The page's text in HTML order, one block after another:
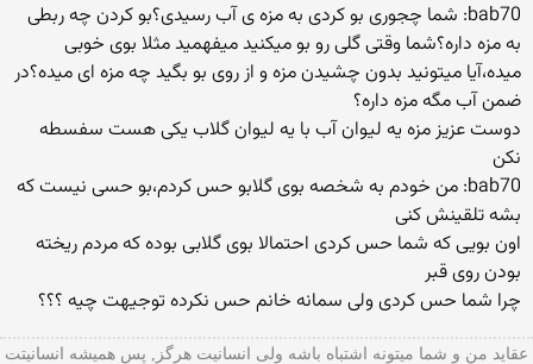
bab70: شما چجوری بو کردی به مزه ی آب رسیدی؟بو کردن چه ربطی
به مزه داره؟شما وقتی گلی رو بو میکنید میفهمید مثلا بوی خوبی
میده،آیا میتونید بدون چشیدن مزه و از روی بو بگید چه مزه ای میده؟در
ضمن آب مگه مزه داره؟
دوست عزیز مزه یه لیوان آب با یه لیوان گلاب یكی هست سفسطه
نكن
bab70: من خودم به شخصه بوی گلابو حس کردم،بو حسی نیست که
بشه تلقینش کنی
اون بویی كه شما حس كردی احتمالا بوی گلابی بوده كه مردم ریخته
بودن روی قبر
چرا شما حس كردی ولی سمانه خانم حس نكرده توجیهت چیه ؟؟؟
عقاید من و شما میتونه اشتباه باشه ولی انسانیت هرگز, پس همیشه انسانیتت